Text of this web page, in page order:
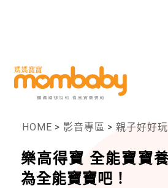
HOME > 影音專區 > 親子好好玩
樂高得寶 全能寶寶
為全能寶寶吧！